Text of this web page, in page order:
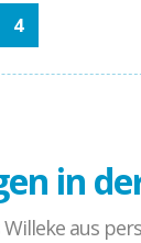
4
in
aus